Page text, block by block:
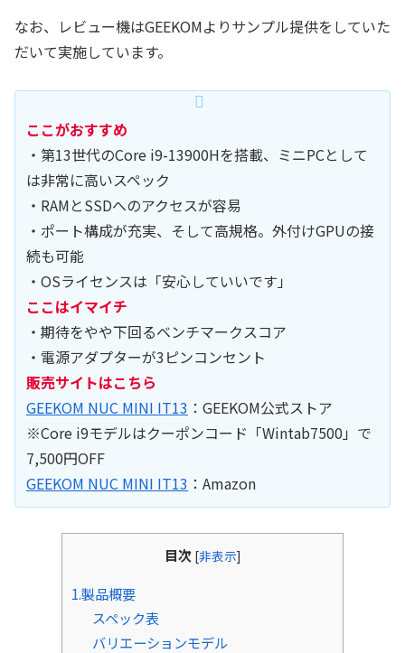
なお、レビュー機はGEEKOMよりサンプル提供をしていた
だいて実施しています。
ここがおすすめ
・第13世代のCore i9-13900Hを搭載、ミニPCとして
は非常に高いスペック
・RAMとSSDへのアクセスが容易
・ポート構成が充実、そして高規格。外付けGPUの接
続も可能
・OSライセンスは「安心していいです」
ここはイマイチ
・期待をやや下回るベンチマークスコア
・電源アダプターが3ピンコンセント
販売サイトはこちら
GEEKOM NUC MINI IT13 ：GEEKOM公式ストア
※Core i9モデルはクーポンコード「Wintab7500」で
7,500円OFF
GEEKOM NUC MINI IT13 ：Amazon
目次 [非表示]
1.製品概要
スペック表
バリエーションモデル